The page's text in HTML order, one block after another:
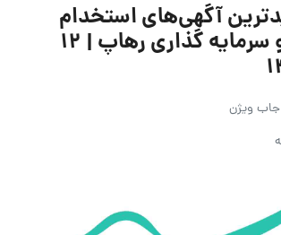
آگهی‌های استخدام
گروه مالی و سرمایه گذاری رهاپ | ۱۲
جاب ویژن